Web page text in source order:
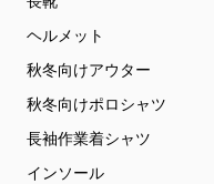
ヘルメット
秋冬向けアウター
秋冬向けポロシャツ
長袖作業着シャツ
インソール